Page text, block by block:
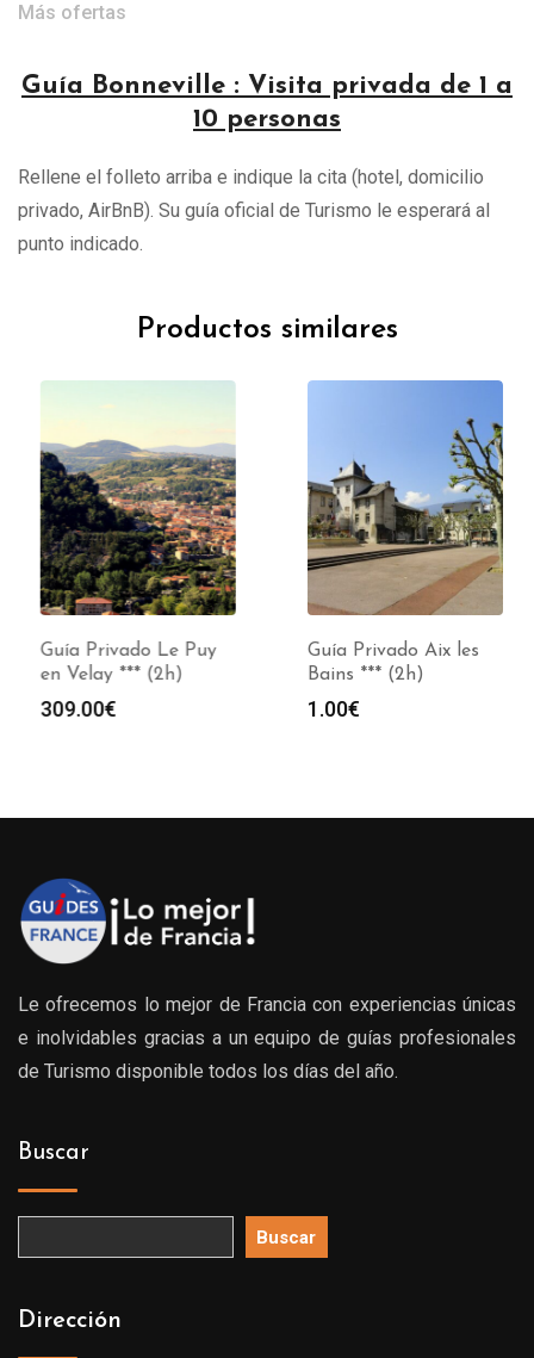
Más ofertas
Guía Bonneville : Visita privada de 1 a
10 personas
Rellene el folleto arriba e indique la cita (hotel, domicilio
privado, AirBnB). Su guía oficial de Turismo le esperará al
punto indicado.
Productos similares
Guía Privado Le Puy
en Velay *** (2h)
309.00€
Guía Privado Aix les
Bains *** (2h)
1.00€
Le ofrecemos lo mejor de Francia con experiencias únicas
e inolvidables gracias a un equipo de guías profesionales
de Turismo disponible todos los días del año.
Buscar
Buscar
Dirección